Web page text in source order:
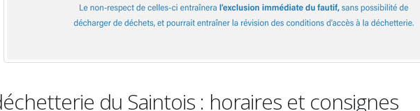
du Saintois : horaires et consignes